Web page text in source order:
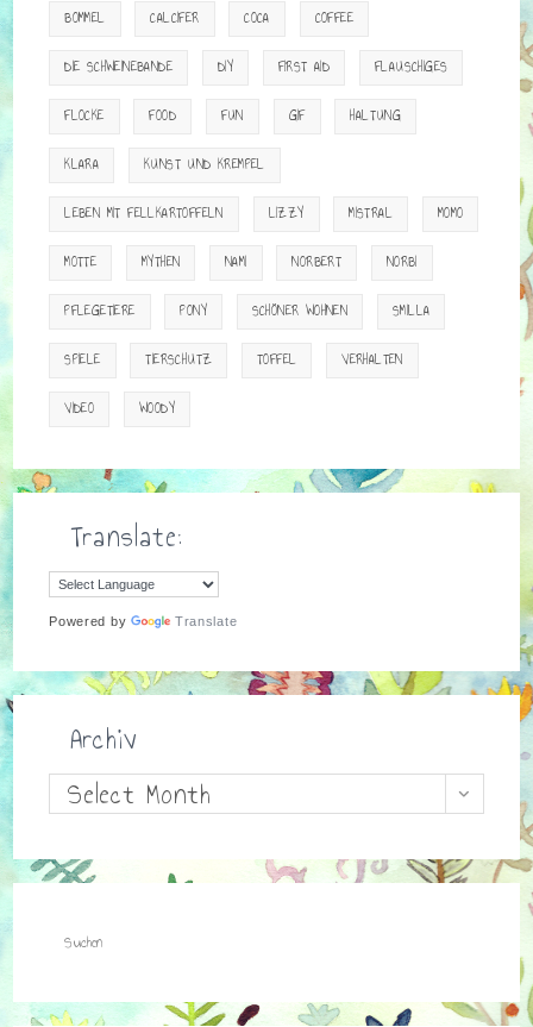
BOMMEL CALCIFER COCA COFFEE
DIE SCHWEINEBANDE DIY FIRST AID FLAUSCHIGES
FLOCKE FOOD FUN GIF HALTUNG
KLARA KUNST UND KREMPEL
LEBEN MIT FELLKARTOFFELN LIZZY MISTRAL MOMO
MOTTE MYTHEN NAMI NORBERT NORBI
PFLEGETIERE PONY SCHÖNER WOHNEN SMILLA
SPIELE TIERSCHUTZ TOFFEL VERHALTEN
VIDEO WOODY
Translate:
Powered by Translate
Archiv
ArchivSelect Month